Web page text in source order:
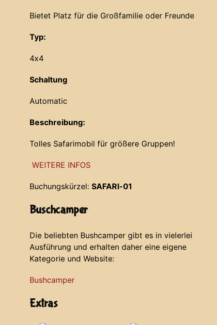
Bietet Platz für die Großfamilie oder Freunde
Typ:
4x4
Schaltung
Automatic
Beschreibung:
Tolles Safarimobil für größere Gruppen!
WEITERE INFOS
Buchungskürzel: SAFARI-01
Buschcamper
Die beliebten Bushcamper gibt es in vielerlei
Ausführung und erhalten daher eine eigene
Kategorie und Website:
Bushcamper
Extras